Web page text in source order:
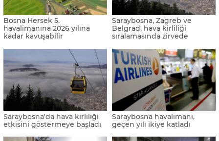
Bosna Hersek 5.
havalimanına 2026 yılına
kadar kavuşabilir
Saraybosna, Zagreb ve
Belgrad, hava kirliliği
sıralamasında zirvede
Saraybosna'da hava kirliliği
etkisini göstermeye başladı
Saraybosna havalimanı,
geçen yılı ikiye katladı